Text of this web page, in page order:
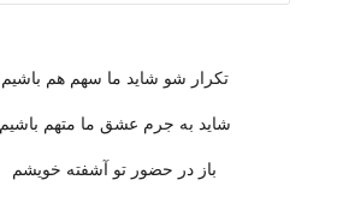
تکرار شو شاید ما سهم هم باشیم
شاید به جرم عشق ما متهم باشیم
باز در حضور تو آشفته خویشم